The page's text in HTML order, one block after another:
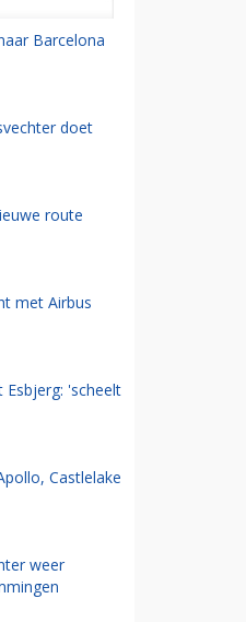
Barcelona
doet
route
met Airbus
'scheelt
Castlelake
weer